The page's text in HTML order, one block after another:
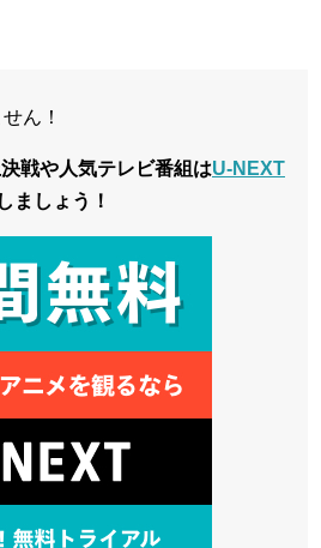
ん！
戦や人気テレビ番組はU-NEXT
ましょう！